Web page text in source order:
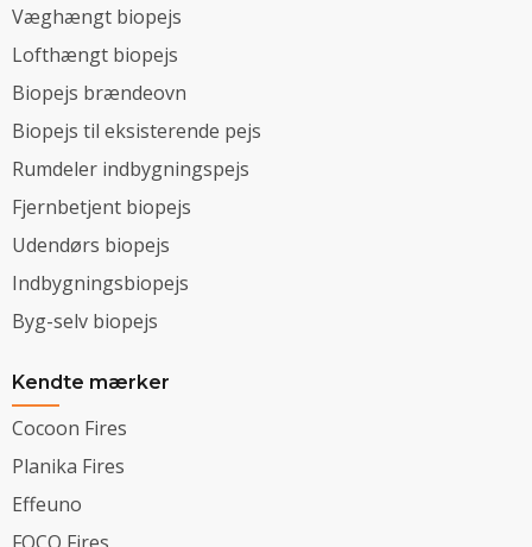
Væghængt biopejs
Lofthængt biopejs
Biopejs brændeovn
Biopejs til eksisterende pejs
Rumdeler indbygningspejs
Fjernbetjent biopejs
Udendørs biopejs
Indbygningsbiopejs
Byg-selv biopejs
Kendte mærker
Cocoon Fires
Planika Fires
Effeuno
FOCO Fires